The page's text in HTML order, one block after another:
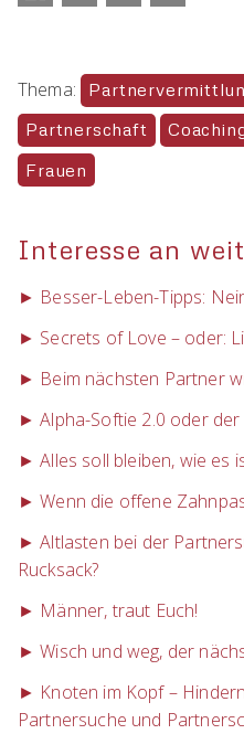
Thema:
Partnerschaft
Frauen
Interesse an
► Besser-Leben-Tipps:
► Secrets of Love – oder:
► Beim nächsten Partner
► Alpha-Softie 2.0 oder
► Alles soll bleiben, wie es
► Wenn die offene
► Altlasten bei der
Rucksack?
► Männer, traut Euch!
► Wisch und weg, der
► Knoten im Kopf –
Partnersuche und